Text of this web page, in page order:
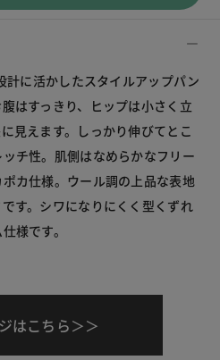
に活かしたスタイルアップパン
はすっきり、ヒップは小さく立
見えます。しっかり伸びてとこ
チ性。肌側はなめらかなフリー
カ仕様。ウール調の上品な表地
す。シワになりにくく型くずれ
様です。
はこちら＞＞